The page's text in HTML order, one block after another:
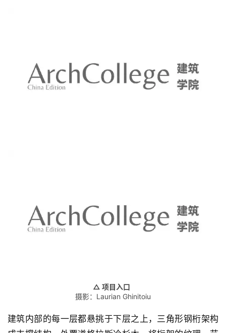
△ 项目入口
摄影：Laurian Ghinitoiu
建筑内部的每一层都悬挑于下层之上，三角形钢桁架构